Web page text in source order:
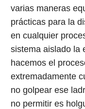
varias maneras
prácticas para la
en cualquier
sistema aislado la
hacemos el
extremadamente
no golpear ese
no permitir es